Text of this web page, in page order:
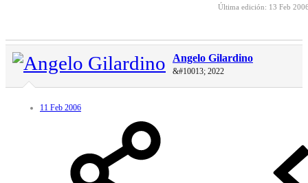
Última edición: 13 Feb
Angelo Gilardino
&#10013; 2022
11 Feb 2006